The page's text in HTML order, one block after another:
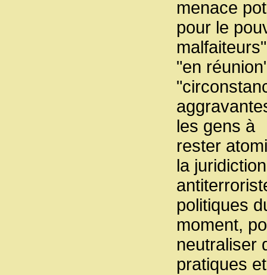
menace
pour le
"en
les gens à
rester
la juridiction
politiques
moment,
neutraliser
pratiques